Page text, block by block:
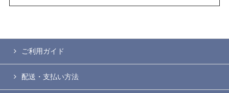
ご利用ガイド
配送・支払い方法